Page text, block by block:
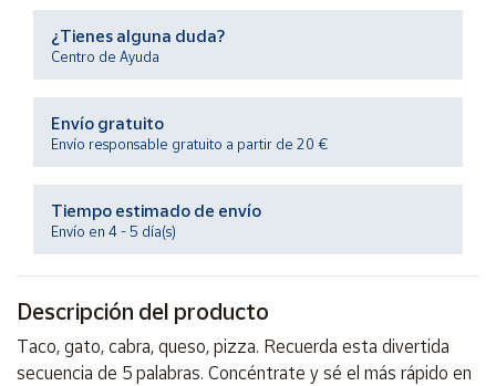
Productos
Solidarios
Ayuda
Contacto
Mapa de
vendedores
¿Tienes alguna duda?
Centro de Ayuda
Envío gratuito
Envío responsable gratuito a partir de 20 €
Tiempo estimado de envío
Envío en 4 - 5 día(s)
Descripción del producto
Taco, gato, cabra, queso, pizza. Recuerda esta divertida
secuencia de 5 palabras. Concéntrate y sé el más rápido en